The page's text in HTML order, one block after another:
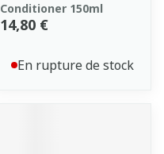
Conditioner 150ml
14,80 €
En rupture de stock